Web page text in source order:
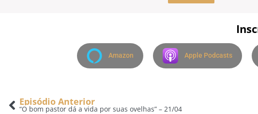
Amazon Apple Podcasts
Episódio Anterior
“O bom pastor dá a vida por suas ovelhas” – 21/04